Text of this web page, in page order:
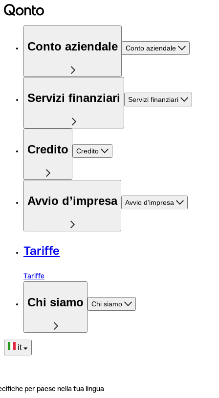
Conto aziendale Conto aziendale
Servizi finanziari Servizi finanziari
Credito Credito
Avvio d’impresa Avvio d’impresa
Tariffe
Tariffe
Chi siamo Chi siamo
it
per paese nella tua lingua